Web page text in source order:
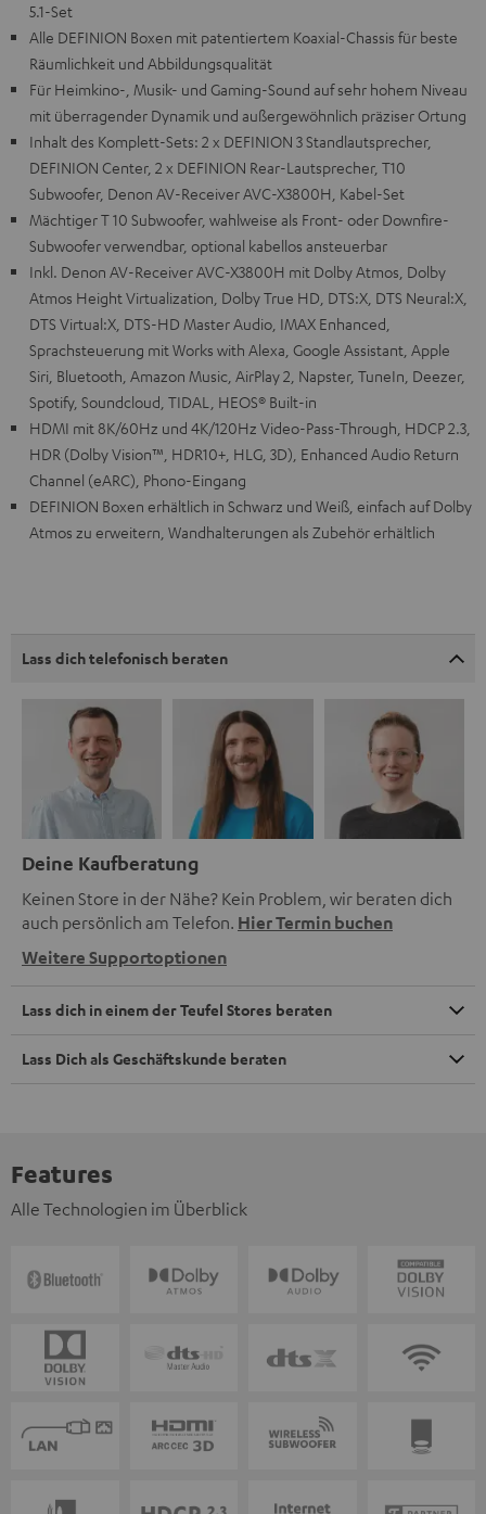
5.1-Set
Alle DEFINION Boxen mit patentiertem Koaxial-Chassis für beste
Räumlichkeit und Abbildungsqualität
Für Heimkino-, Musik- und Gaming-Sound auf sehr hohem Niveau
mit überragender Dynamik und außergewöhnlich präziser Ortung
Inhalt des Komplett-Sets: 2 x DEFINION 3 Standlautsprecher,
DEFINION Center, 2 x DEFINION Rear-Lautsprecher, T10
Subwoofer, Denon AV-Receiver AVC-X3800H, Kabel-Set
Mächtiger T 10 Subwoofer, wahlweise als Front- oder Downfire-
Subwoofer verwendbar, optional kabellos ansteuerbar
Inkl. Denon AV-Receiver AVC-X3800H mit Dolby Atmos, Dolby
Atmos Height Virtualization, Dolby True HD, DTS:X, DTS Neural:X,
DTS Virtual:X, DTS-HD Master Audio, IMAX Enhanced,
Sprachsteuerung mit Works with Alexa, Google Assistant, Apple
Siri, Bluetooth, Amazon Music, AirPlay 2, Napster, TuneIn, Deezer,
Spotify, Soundcloud, TIDAL, HEOS® Built-in
HDMI mit 8K/60Hz und 4K/120Hz Video-Pass-Through, HDCP 2.3,
HDR (Dolby Vision™, HDR10+, HLG, 3D), Enhanced Audio Return
Channel (eARC), Phono-Eingang
DEFINION Boxen erhältlich in Schwarz und Weiß, einfach auf Dolby
Atmos zu erweitern, Wandhalterungen als Zubehör erhältlich
Lass dich telefonisch beraten
Deine Kaufberatung
Keinen Store in der Nähe? Kein Problem, wir beraten dich
auch persönlich am Telefon. Hier Termin buchen
Weitere Supportoptionen
Lass dich in einem der Teufel Stores beraten
Lass Dich als Geschäftskunde beraten
Features
Alle Technologien im Überblick